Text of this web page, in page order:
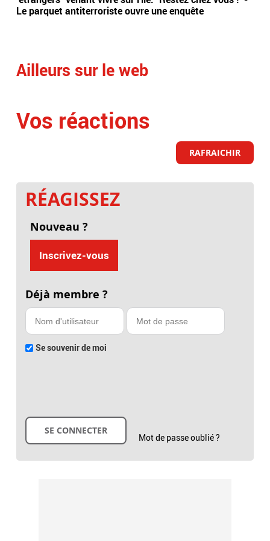
Le parquet antiterroriste ouvre une enquête
Ailleurs sur le web
Vos réactions
RAFRAICHIR
RÉAGISSEZ
Nouveau ?
Inscrivez-vous
Déjà membre ?
Se souvenir de moi
Mot de passe oublié ?